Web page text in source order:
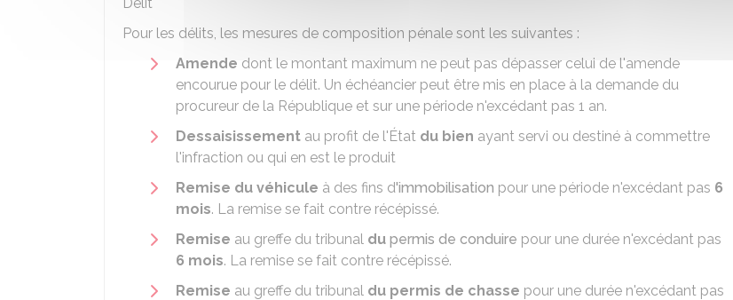
Pour les délits, les mesures de composition pénale sont les suivantes :
Amende dont le montant maximum ne peut pas dépasser celui de l'amende
encourue pour le délit. Un échéancier peut être mis en place à la demande du
procureur de la République et sur une période n'excédant pas 1 an.
Dessaisissement au profit de l'État du bien ayant servi ou destiné à commettre
l'infraction ou qui en est le produit
Remise du véhicule à des fins d'immobilisation pour une période n'excédant pas 6
mois. La remise se fait contre récépissé.
Remise au greffe du tribunal du permis de conduire pour une durée n'excédant pas
6 mois. La remise se fait contre récépissé.
Remise au greffe du tribunal du permis de chasse pour une durée n'excédant pas